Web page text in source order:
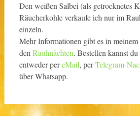
Den weißen Salbei (als getrocknetes
Räucherkohle verkaufe ich nur im
einzeln.
Mehr Informationen gibt es in
den Rauhnächten. Bestellen kannst
entweder pereMail, perTelegram-
über Whatsapp.